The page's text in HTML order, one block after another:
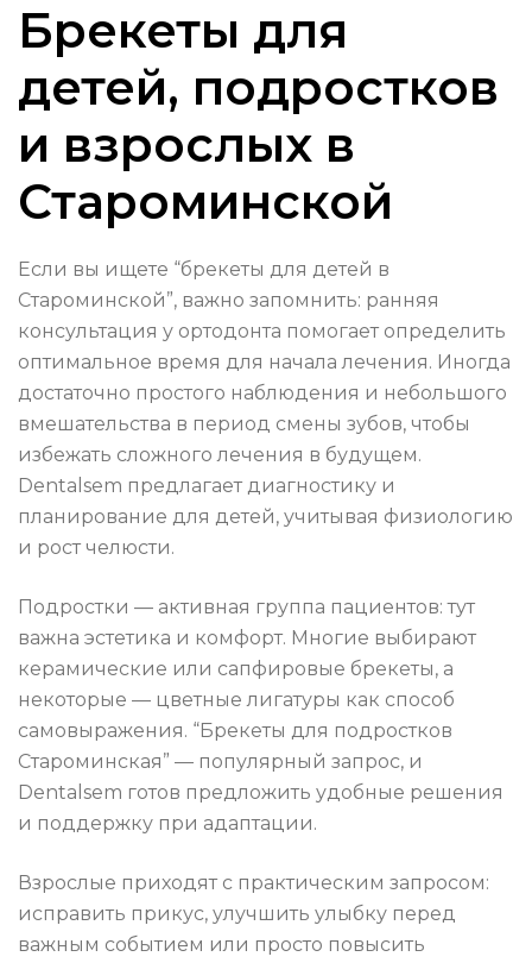
Брекеты для
детей, подростков
и взрослых в
Староминской
Если вы ищете “брекеты для детей в
Староминской”, важно запомнить: ранняя
консультация у ортодонта помогает определить
оптимальное время для начала лечения. Иногда
достаточно простого наблюдения и небольшого
вмешательства в период смены зубов, чтобы
избежать сложного лечения в будущем.
Dentalsem предлагает диагностику и
планирование для детей, учитывая физиологию
и рост челюсти.
Подростки — активная группа пациентов: тут
важна эстетика и комфорт. Многие выбирают
керамические или сапфировые брекеты, а
некоторые — цветные лигатуры как способ
самовыражения. “Брекеты для подростков
Староминская” — популярный запрос, и
Dentalsem готов предложить удобные решения
и поддержку при адаптации.
Взрослые приходят с практическим запросом:
исправить прикус, улучшить улыбку перед
важным событием или просто повысить